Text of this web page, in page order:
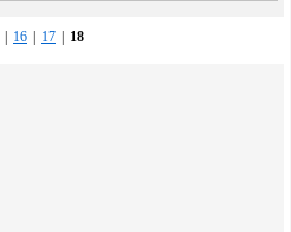
16 17 18